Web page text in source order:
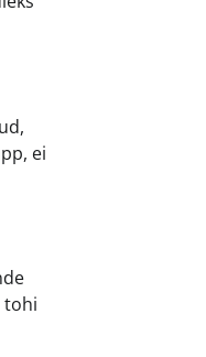
ei
tohi